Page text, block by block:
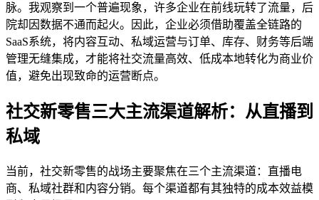
脉。我观察到一个普遍现象，许多企业在前线玩转了流量，后
院却因数据不通而起火。因此，企业必须借助覆盖全链路的
SaaS系统，将内容互动、私域运营与订单、库存、财务等后端
管理无缝集成，才能将社交流量高效、低成本地转化为商业价
值，避免出现致命的运营断点。
社交新零售三大主流渠道解析：从直播到
私域
当前，社交新零售的战场主要聚焦在三个主流渠道：直播电
商、私域社群和内容分销。每个渠道都有其独特的成本效益模